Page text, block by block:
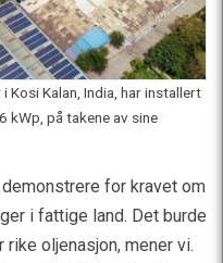
Kosi Kalan, India, har installert
kWp, på takene av sine
for kravet om
i fattige land. Det burde
oljenasjon, mener vi.